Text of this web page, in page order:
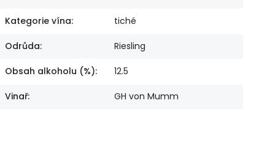
Kategorie vína: tiché
Odrůda: Riesling
Obsah alkoholu (%): 12.5
Vinař: GH von Mumm